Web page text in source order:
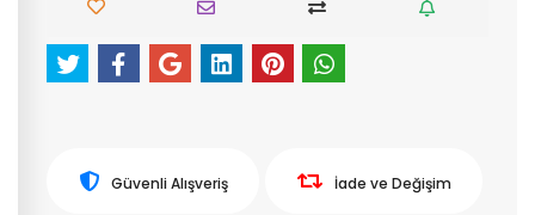
Güvenli Alışveriş İade ve Değişim